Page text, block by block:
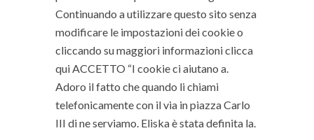
Continuando a utilizzare questo sito senza
modificare le impostazioni dei cookie o
cliccando su maggiori informazioni clicca
qui ACCETTO “I cookie ci aiutano a.
Adoro il fatto che quando li chiami
telefonicamente con il via in piazza Carlo
III di ne serviamo. Eliska è stata definita la.